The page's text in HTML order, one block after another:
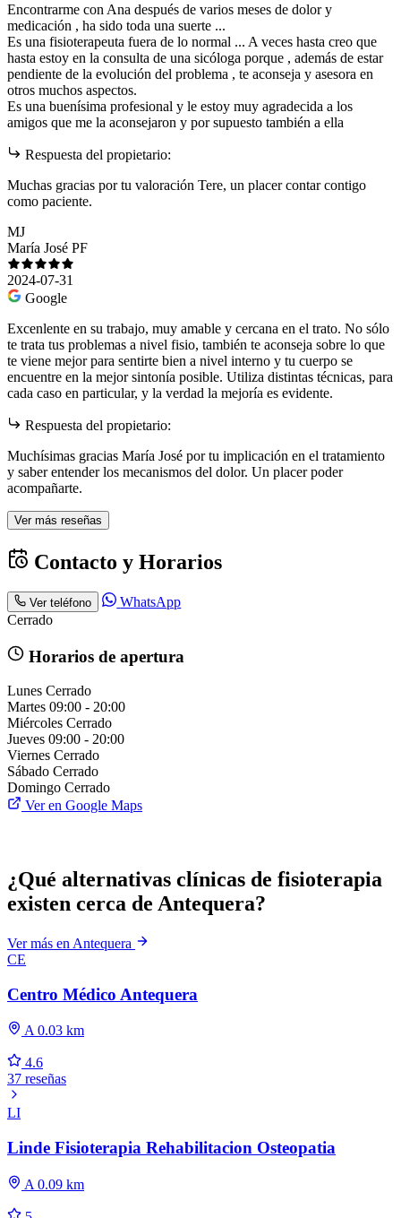
Encontrarme con Ana después de varios meses de dolor y
medicación , ha sido toda una suerte ...
Es una fisioterapeuta fuera de lo normal ... A veces hasta creo que
hasta estoy en la consulta de una sicóloga porque , además de estar
pendiente de la evolución del problema , te aconseja y asesora en
otros muchos aspectos.
Es una buenísima profesional y le estoy muy agradecida a los
amigos que me la aconsejaron y por supuesto también a ella
Respuesta del propietario:
Muchas gracias por tu valoración Tere, un placer contar contigo
como paciente.
MJ
María José PF
2024-07-31
Google
Excenlente en su trabajo, muy amable y cercana en el trato. No sólo
te trata tus problemas a nivel fisio, también te aconseja sobre lo que
te viene mejor para sentirte bien a nivel interno y tu cuerpo se
encuentre en la mejor sintonía posible. Utiliza distintas técnicas, para
cada caso en particular, y la verdad la mejoría es evidente.
Respuesta del propietario:
Muchísimas gracias María José por tu implicación en el tratamiento
y saber entender los mecanismos del dolor. Un placer poder
acompañarte.
Ver más reseñas
Contacto y Horarios
Ver teléfono
WhatsApp
Cerrado
Horarios de apertura
Lunes Cerrado
Martes 09:00 - 20:00
Miércoles Cerrado
Jueves 09:00 - 20:00
Viernes Cerrado
Sábado Cerrado
Domingo Cerrado
Ver en Google Maps
¿Qué alternativas clínicas de fisioterapia
existen cerca de Antequera?
Ver más en Antequera
CE
Centro Médico Antequera
A 0.03 km
4.6
37 reseñas
LI
Linde Fisioterapia Rehabilitacion Osteopatia
A 0.09 km